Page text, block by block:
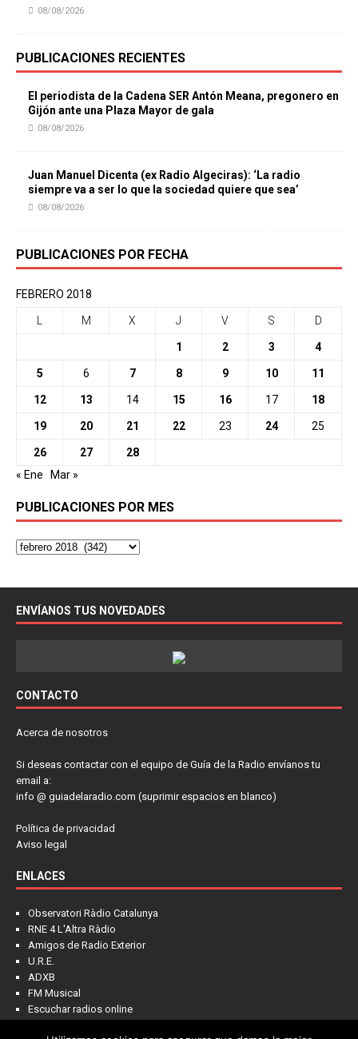
08/08/2026
PUBLICACIONES RECIENTES
El periodista de la Cadena SER Antón Meana, pregonero en
Gijón ante una Plaza Mayor de gala
08/08/2026
Juan Manuel Dicenta (ex Radio Algeciras): ‘La radio
siempre va a ser lo que la sociedad quiere que sea’
08/08/2026
PUBLICACIONES POR FECHA
FEBRERO 2018
M X J V S D
1 2 3 4
5 6 7 8 9 10 11
12 13 14 15 16 17 18
19 20 21 22 23 24 25
26 27
28
« Ene
Mar »
PUBLICACIONES POR MES
ENVÍANOS TUS NOVEDADES
CONTACTO
Acerca de nosotros
Si deseas contactar con el equipo de Guía de la Radio envíanos tu
email a:
info @ guiadelaradio.com (suprimir espacios en blanco)
Política de privacidad
Aviso legal
ENLACES
Observatori Ràdio Catalunya
RNE 4 L'Altra Ràdio
Amigos de Radio Exterior
U.R.E.
ADXB
FM Musical
Escuchar radios online